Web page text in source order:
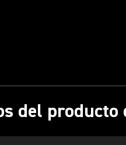
del producto